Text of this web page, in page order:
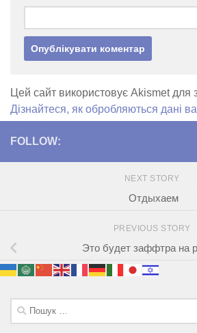
Цей сайт використовує Akismet
Дізнайтеся, як обробляються дані
FOLLOW:
NEXT STORY
Отдыхаем
PREVIOUS STORY
Это будет заффтра на
Пошук: